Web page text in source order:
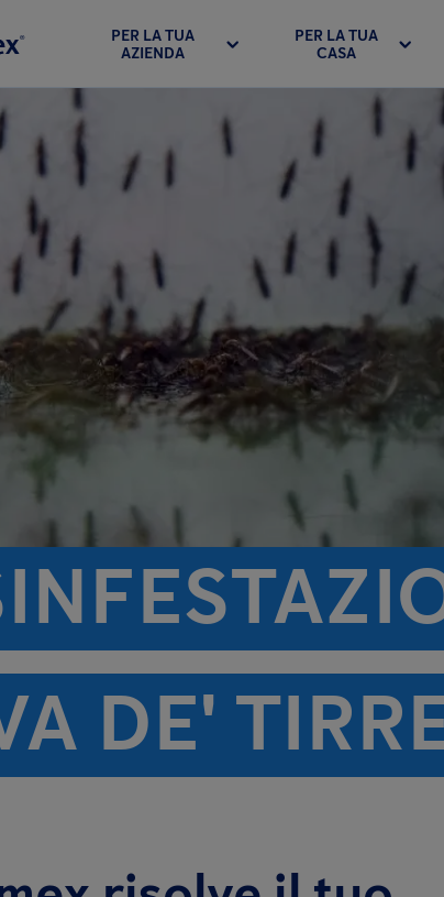
PER LA TUA
AZIENDA
PER LA TUA
CASA
DE'